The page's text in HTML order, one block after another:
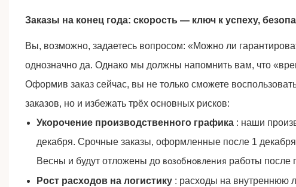
Заказы на конец года: скорость — ключ к успеху,
Вы, возможно, задаетесь вопросом: «Можно ли
однозначно да. Однако мы должны напомнить вам, что
Оформив заказ сейчас, вы не только сможете
заказов, но и избежать трёх основных рисков:
Укорочение производственного графика : наши
декабря. Срочные заказы, оформленные после 1
Весны и будут отложены до возобновления работы после
Рост расходов на логистику : расходы на внутреннюю